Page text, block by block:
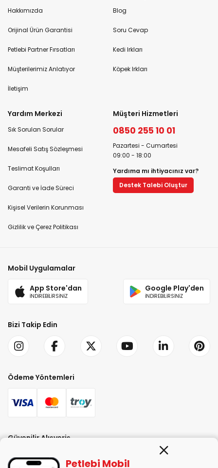
Hakkımızda
Orijinal Ürün Garantisi
Petlebi Partner Fırsatları
Müşterilerimiz Anlatıyor
İletişim
Blog
Soru Cevap
Kedi Irkları
Köpek Irkları
Yardım Merkezi
Sık Sorulan Sorular
Mesafeli Satış Sözleşmesi
Teslimat Koşulları
Garanti ve İade Süreci
Kişisel Verilerin Korunması
Gizlilik ve Çerez Politikası
Müşteri Hizmetleri
0850 255 10 01
Pazartesi - Cumartesi
09:00 - 18:00
Yardıma mı ihtiyacınız var?
Destek Talebi Oluştur
Mobil Uygulamalar
App Store'dan
İNDİREBİLİRSİNİZ
Google Play'den
İNDİREBİLİRSİNİZ
Bizi Takip Edin
Ödeme Yöntemleri
Güvenilir Alışveriş
Petlebi Mobil